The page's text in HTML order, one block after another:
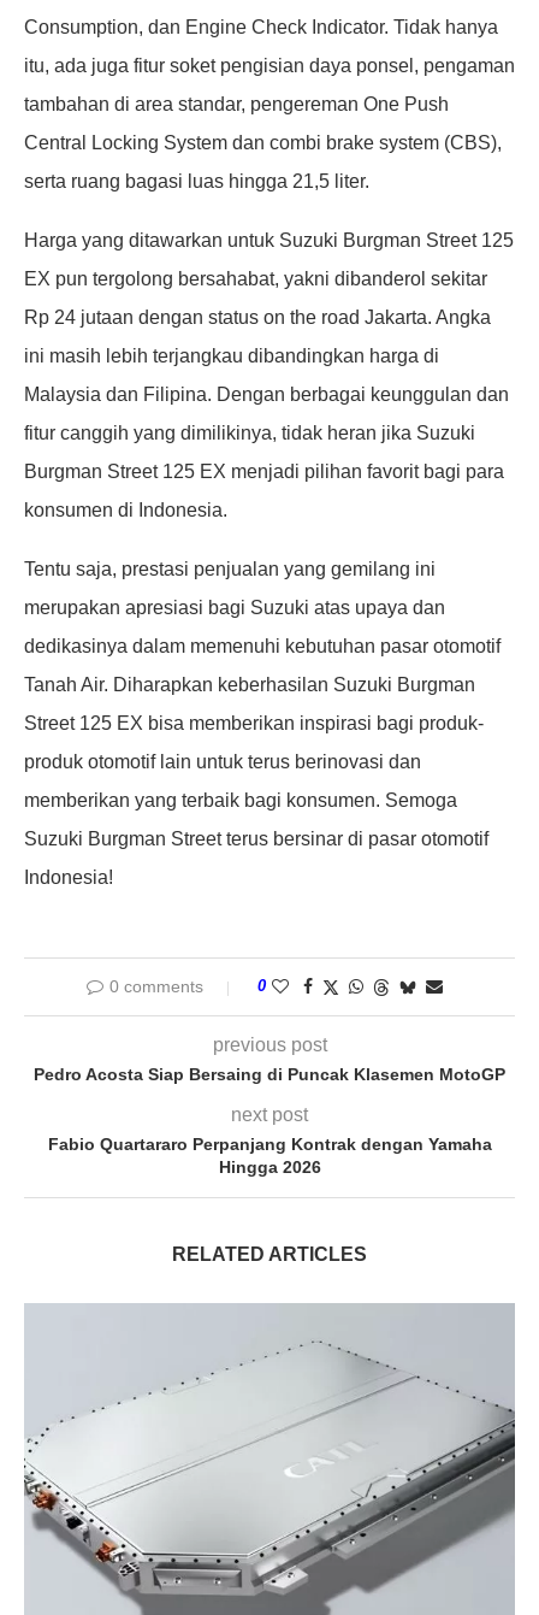
Consumption, dan Engine Check Indicator. Tidak hanya
itu, ada juga fitur soket pengisian daya ponsel, pengaman
tambahan di area standar, pengereman One Push
Central Locking System dan combi brake system (CBS),
serta ruang bagasi luas hingga 21,5 liter.
Harga yang ditawarkan untuk Suzuki Burgman Street 125
EX pun tergolong bersahabat, yakni dibanderol sekitar
Rp 24 jutaan dengan status on the road Jakarta. Angka
ini masih lebih terjangkau dibandingkan harga di
Malaysia dan Filipina. Dengan berbagai keunggulan dan
fitur canggih yang dimilikinya, tidak heran jika Suzuki
Burgman Street 125 EX menjadi pilihan favorit bagi para
konsumen di Indonesia.
Tentu saja, prestasi penjualan yang gemilang ini
merupakan apresiasi bagi Suzuki atas upaya dan
dedikasinya dalam memenuhi kebutuhan pasar otomotif
Tanah Air. Diharapkan keberhasilan Suzuki Burgman
Street 125 EX bisa memberikan inspirasi bagi produk-
produk otomotif lain untuk terus berinovasi dan
memberikan yang terbaik bagi konsumen. Semoga
Suzuki Burgman Street terus bersinar di pasar otomotif
Indonesia!
0 comments 0
previous post
Pedro Acosta Siap Bersaing di Puncak Klasemen MotoGP
next post
Fabio Quartararo Perpanjang Kontrak dengan Yamaha
Hingga 2026
RELATED ARTICLES